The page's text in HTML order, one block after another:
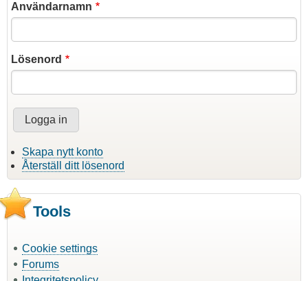
Användarnamn
Lösenord
Skapa nytt konto
Återställ ditt lösenord
Tools
Cookie settings
Forums